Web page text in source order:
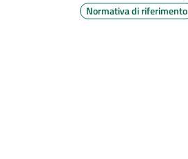
Normativa di riferimento